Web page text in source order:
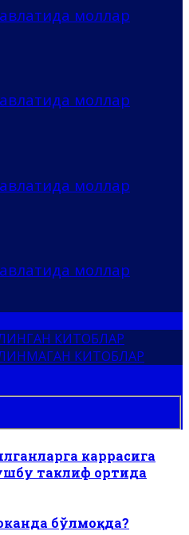
моллар
моллар
моллар
моллар
КИТОБЛАР
КИТОБЛАР
каррасига
таклиф ортида
бўлмоқда?